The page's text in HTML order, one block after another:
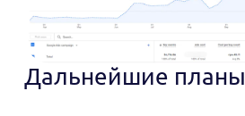
Дальнейшие планы